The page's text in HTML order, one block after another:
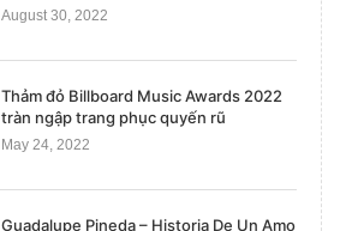
August 30, 2022
Thảm đỏ Billboard Music Awards 2022
tràn ngập trang phục quyến rũ
May 24, 2022
Guadalupe Pineda – Historia De Un Amo